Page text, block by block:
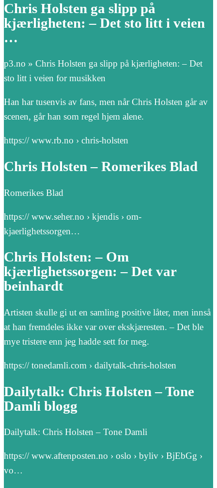
Chris Holsten ga slipp på
kjærligheten: – Det sto litt i veien
…
p3.no » Chris Holsten ga slipp på kjærligheten: – Det
sto litt i veien for musikken
Han har tusenvis av fans, men når Chris Holsten går av
scenen, går han som regel hjem alene.
https:// www.rb.no › chris-holsten
Chris Holsten – Romerikes Blad
Romerikes Blad
https:// www.seher.no › kjendis › om-
kjaerlighetssorgen…
Chris Holsten: – Om
kjærlighetssorgen: – Det var
beinhardt
Artisten skulle gi ut en samling positive låter, men innså
at han fremdeles ikke var over ekskjæresten. – Det ble
mye tristere enn jeg hadde sett for meg.
https:// tonedamli.com › dailytalk-chris-holsten
Dailytalk: Chris Holsten – Tone
Damli blogg
Dailytalk: Chris Holsten – Tone Damli
https:// www.aftenposten.no › oslo › byliv › BjEbGg ›
vo…